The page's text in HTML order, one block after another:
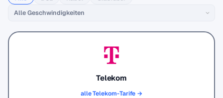
Telekom
alle Telekom-Tarife →